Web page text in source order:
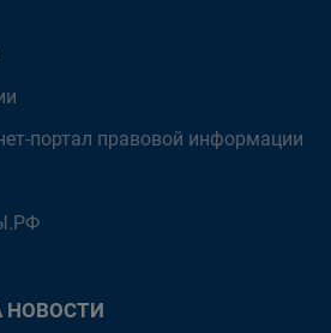
портал правовой информации
НОВОСТИ